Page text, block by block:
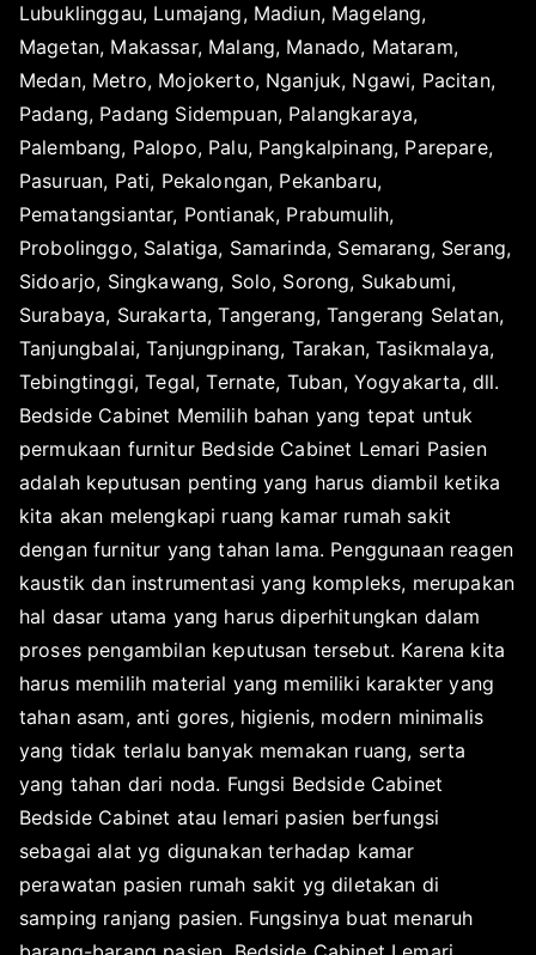
,
2
0
2
Lubuklinggau, Lumajang, Madiun, Magelang,
Magetan, Makassar, Malang, Manado, Mataram,
Medan, Metro, Mojokerto, Nganjuk, Ngawi, Pacitan,
Padang, Padang Sidempuan, Palangkaraya,
Palembang, Palopo, Palu, Pangkalpinang, Parepare,
Pasuruan, Pati, Pekalongan, Pekanbaru,
Pematangsiantar, Pontianak, Prabumulih,
Probolinggo, Salatiga, Samarinda, Semarang, Serang,
Sidoarjo, Singkawang, Solo, Sorong, Sukabumi,
Surabaya, Surakarta, Tangerang, Tangerang Selatan,
Tanjungbalai, Tanjungpinang, Tarakan, Tasikmalaya,
Tebingtinggi, Tegal, Ternate, Tuban, Yogyakarta, dll.
Bedside Cabinet Memilih bahan yang tepat untuk
permukaan furnitur Bedside Cabinet Lemari Pasien
adalah keputusan penting yang harus diambil ketika
kita akan melengkapi ruang kamar rumah sakit
dengan furnitur yang tahan lama. Penggunaan reagen
kaustik dan instrumentasi yang kompleks, merupakan
hal dasar utama yang harus diperhitungkan dalam
proses pengambilan keputusan tersebut. Karena kita
harus memilih material yang memiliki karakter yang
tahan asam, anti gores, higienis, modern minimalis
yang tidak terlalu banyak memakan ruang, serta
yang tahan dari noda. Fungsi Bedside Cabinet
Bedside Cabinet atau lemari pasien berfungsi
sebagai alat yg digunakan terhadap kamar
perawatan pasien rumah sakit yg diletakan di
samping ranjang pasien. Fungsinya buat menaruh